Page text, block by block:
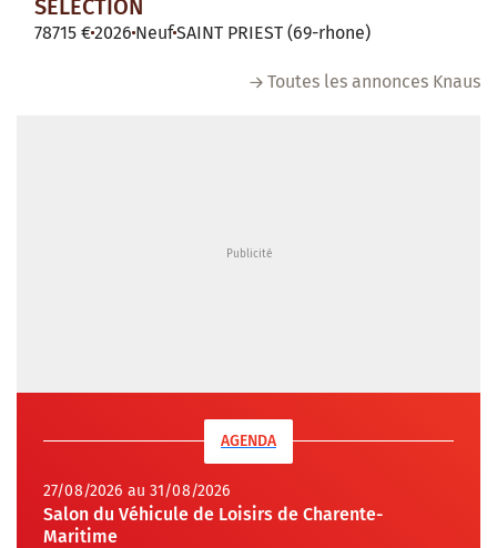
SELECTION
78715 €2026 NeufSAINT PRIEST (69-rhone)
Toutes les annonces Knaus
AGENDA
27/08/2026 au 31/08/2026
Salon du Véhicule de Loisirs de Charente-
Maritime